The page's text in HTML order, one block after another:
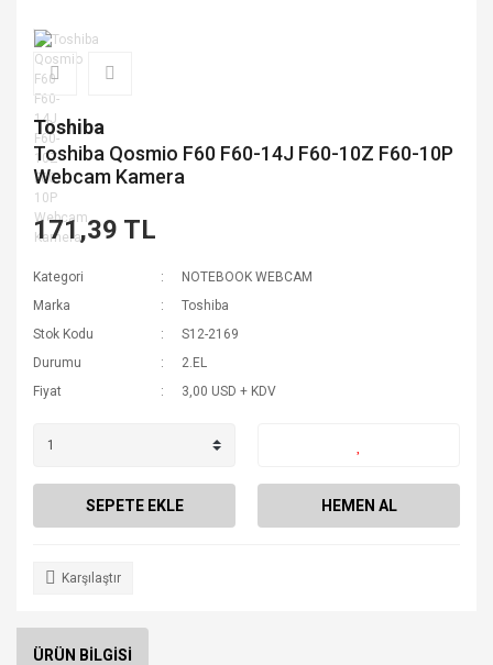
Toshiba
Toshiba Qosmio F60 F60-14J F60-10Z F60-10P
Webcam Kamera
171,39 TL
Kategori
NOTEBOOK WEBCAM
Marka
Toshiba
Stok Kodu
S12-2169
Durumu
2.EL
Fiyat
3,00 USD + KDV
SEPETE EKLE HEMEN AL
Karşılaştır
ÜRÜN BİLGİSİ